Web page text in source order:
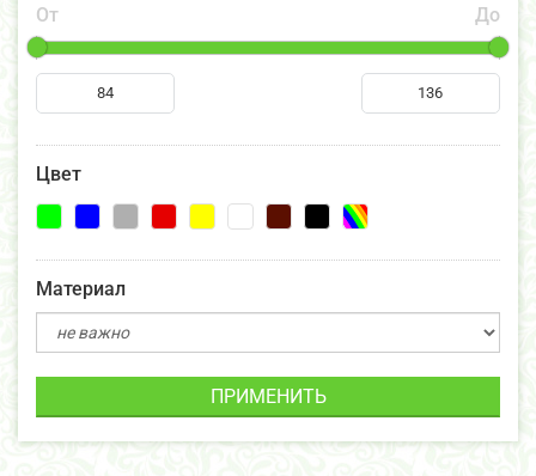
От
До
Цвет
Материал
ПРИМЕНИТЬ